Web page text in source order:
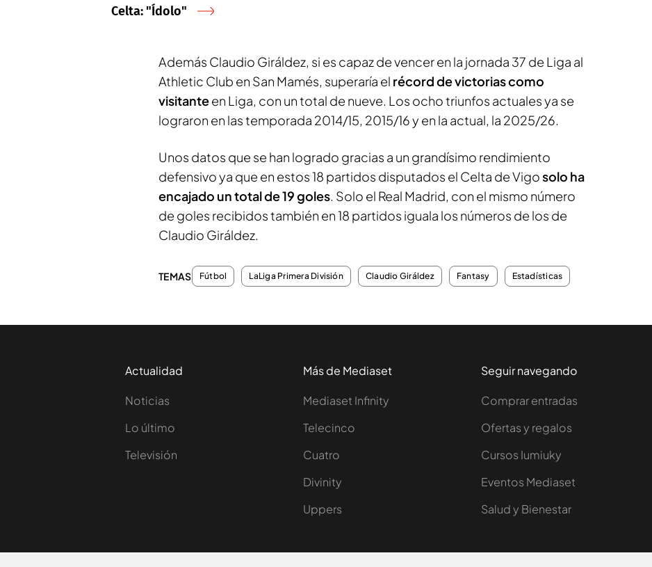
Celta: "Ídolo"
Además Claudio Giráldez, si es capaz de vencer en la jornada 37 de Liga al
Athletic Club en San Mamés, superaría el récord de victorias como
visitanteen Liga, con un total de nueve. Los ocho triunfos actuales ya se
lograron en las temporada 2014/15, 2015/16 y en la actual, la 2025/26.
Unos datos que se han logrado gracias a un grandísimo rendimiento
defensivo ya que en estos 18 partidos disputados el Celta de Vigosolo ha
encajado un total de 19 goles. Solo el Real Madrid, con el mismo número
de goles recibidos también en 18 partidos iguala los números de los de
Claudio Giráldez.
TEMAS Fútbol LaLiga Primera División Claudio Giráldez Fantasy Estadísticas
Actualidad
Noticias
Lo último
Televisión
Más de Mediaset
Mediaset Infinity
Telecinco
Cuatro
Divinity
Uppers
Seguir navegando
Comprar entradas
Ofertas y regalos
Cursos Iumiuky
Eventos Mediaset
Salud y Bienestar